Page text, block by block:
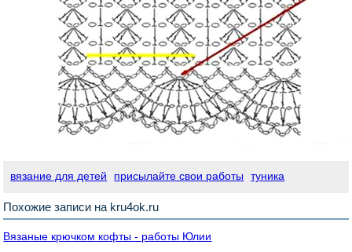
вязание для детей присылайте свои работы туника
Похожие записи на kru4ok.ru
Вязаные крючком кофты - работы Юлии